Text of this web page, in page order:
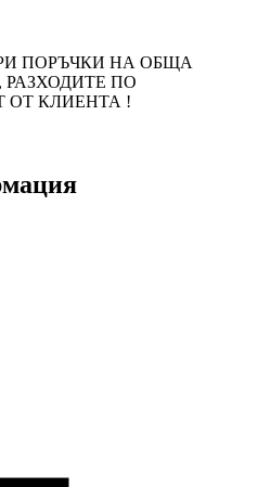
ПОРЪЧКИ НА ОБЩА
РАЗХОДИТЕ ПО
ОТ КЛИЕНТА !